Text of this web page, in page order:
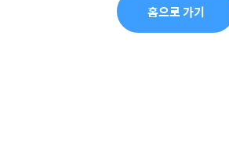
홈으로 가기